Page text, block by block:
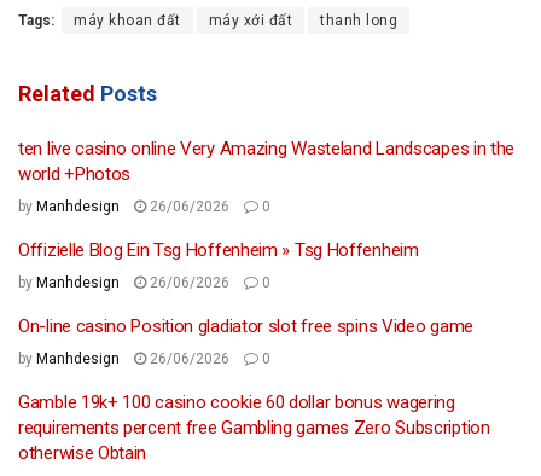
Tags: máy khoan đất máy xới đất thanh long
Related Posts
ten live casino online Very Amazing Wasteland Landscapes in the
world +Photos
by Manhdesign 26/06/2026 0
Offizielle Blog Ein Tsg Hoffenheim » Tsg Hoffenheim
by Manhdesign 26/06/2026 0
On-line casino Position gladiator slot free spins Video game
by Manhdesign 26/06/2026 0
Gamble 19k+ 100 casino cookie 60 dollar bonus wagering
requirements percent free Gambling games Zero Subscription
otherwise Obtain